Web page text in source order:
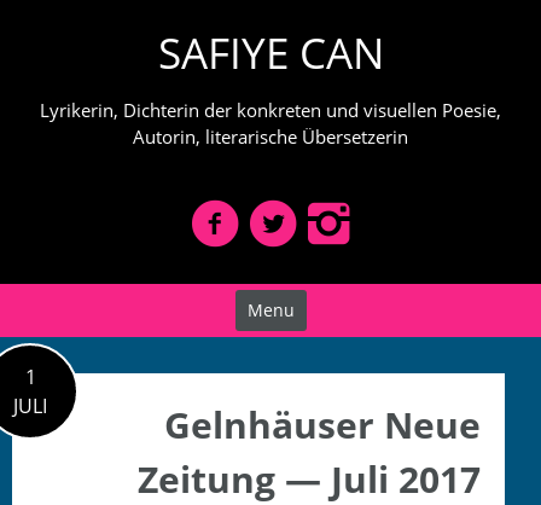
SAFIYE CAN
Lyrikerin, Dichterin der konkreten und visuellen Poesie,
Autorin, literarische Übersetzerin
Menu
1
JULI
Gelnhäuser Neue
Zeitung — Juli 2017